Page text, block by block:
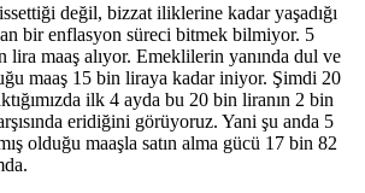
değil, bizzat iliklerine kadar yaşadığı
bir enflasyon süreci bitmek bilmiyor. 5
maaş alıyor. Emeklilerin yanında dul ve
maaş 15 bin liraya kadar iniyor. Şimdi 20
ilk 4 ayda bu 20 bin liranın 2 bin
eridiğini görüyoruz. Yani şu anda 5
olduğu maaşla satın alma gücü 17 bin 82